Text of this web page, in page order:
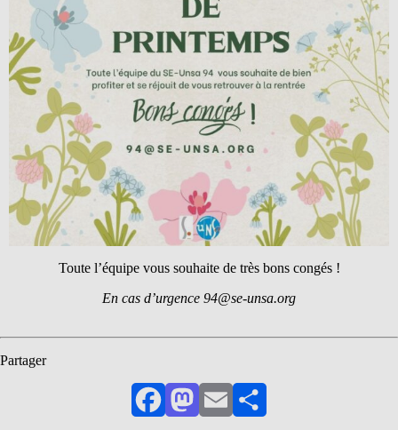
Toute l’équipe vous souhaite de très bons congés !
En cas d’urgence 94@se-unsa.org
Partager
FacebookMastodon
EmailPartager